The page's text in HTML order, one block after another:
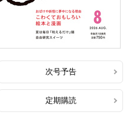
次号予告
定期購読